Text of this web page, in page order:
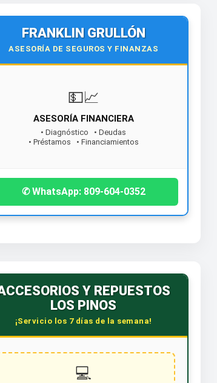
FRANKLIN GRULLÓN
ASESORÍA DE SEGUROS Y FINANZAS
💵📈
ASESORÍA FINANCIERA
• Diagnóstico • Deudas
• Préstamos • Financiamientos
¡Contáctanos hoy!
✆ WhatsApp: 809-604-0352
Y REPUESTOS
LOS PINOS
¡Servicio los 7 días de la semana!
💻